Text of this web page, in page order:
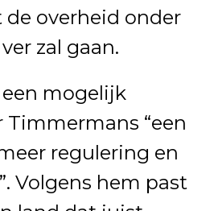
de overheid onder
zal gaan.
mogelijk
“een
regulering en
Volgens hem past